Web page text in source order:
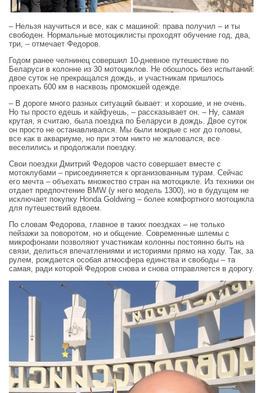
– Нельзя научиться и все, как с машиной: права получил – и ты
свободен. Нормальные мотоциклисты проходят обучение год, два,
три, – отмечает Федоров.
Годом ранее челнинец совершил 10‑дневное путешествие по
Беларуси в колонне из 30 мотоциклов. Не обошлось без испытаний:
двое суток не прекращался дождь, и участникам пришлось
проехать 600 км в насквозь промокшей одежде.
– В дороге много разных ситуаций бывает: и хорошие, и не очень.
Но ты просто едешь и кайфуешь, – рассказывает он. – Ну, самая
крутая, я считаю, была поездка по Беларуси в дождь. Двое суток
он просто не останавливался. Мы были мокрые с ног до головы,
все как в аквариуме, но при этом никто не жаловался, все
веселились и продолжали поездку.
Свои поездки Дмитрий Федоров часто совершает вместе с
мотоклубами – присоединяется к организованным турам. Сейчас
его мечта – объехать множество стран на мотоцикле. Из техники он
отдает предпочтение BMW (у него модель 1300), но в будущем не
исключает покупку Honda Goldwing – более комфортного мотоцикла
для путешествий вдвоем.
По словам Федорова, главное в таких поездках – не только
пейзажи за поворотом, но и общение. Современные шлемы с
микрофонами позволяют участникам колонны постоянно быть на
связи, делиться впечатлениями и историями прямо на ходу. Так, за
рулем, рождается особая атмосфера единства и свободы – та
самая, ради которой Федоров снова и снова отправляется в дорогу.